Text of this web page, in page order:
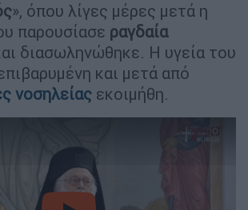
», όπου λίγες μέρες μετά η
παρουσίασε ραγδαία
διασωληνώθηκε. Η υγεία του
και μετά από
νοσηλείας εκοιμήθη.